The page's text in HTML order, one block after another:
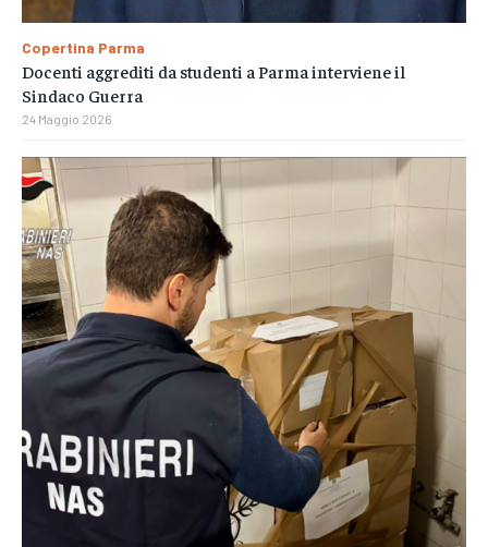
Copertina Parma
Docenti aggrediti da studenti a Parma interviene il
Sindaco Guerra
24 Maggio 2026